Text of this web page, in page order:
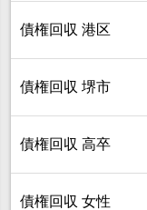
債権回収 港区
債権回収 堺市
債権回収 高卒
債権回収 女性